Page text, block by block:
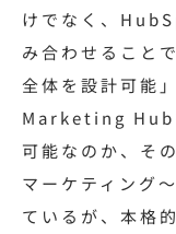
けでなく、
み合わせること
全体を設計可能
Marketing Hub
可能なのか、そ
マーケティング〜
ているが、本格